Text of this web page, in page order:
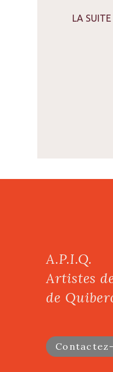
LA SUITE
A.P.I.Q.
Artistes
de